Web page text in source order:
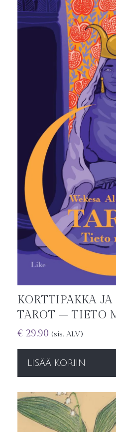
KORTTIPAKKA
TAROT – TIETO
€ 29.90 (sis. ALV)
LISÄÄ KORIIN